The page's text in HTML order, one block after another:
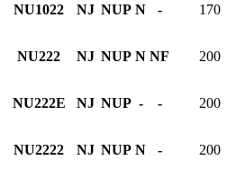
NU1022 NJ NUP N - 170
NU222 NJ NUP N NF 200
NU222E NJ NUP - - 200
NU2222 NJ NUP N - 200